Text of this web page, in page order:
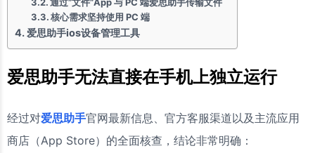
核心需求坚持使用 PC 端
爱思助手ios设备管理工具
爱思助手无法直接在手机上独立运行
经过对爱思助手官网最新信息、官方客服渠道以及主流应用
商店（App Store）的全面核查，结论非常明确：